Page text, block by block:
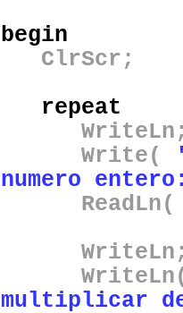
begin
ClrScr;
repeat
Write(
numero
ReadLn(
multiplicar